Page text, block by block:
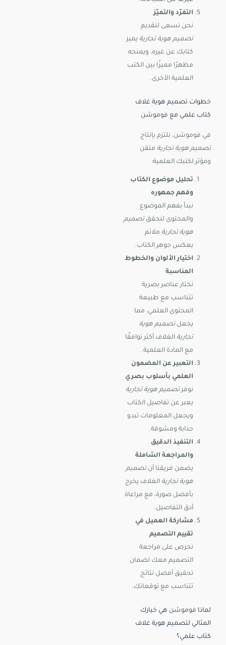
التفرّد والتميّز
نحن نسعى لتقديم
تصميم هوية تجارية يميز
كتابك عن غيره، ويمنحه
مظهرًا مميزًا بين الكتب
العلمية الأخرى.
خطوات تصميم هوية غلاف
كتاب علمي مع فوموشن
في فوموشن، نلتزم بإنتاج
تصميم هوية تجارية متقن
ومؤثر لكتبك العلمية:
تحليل موضوع الكتاب
وفهم جمهوره
نبدأ بفهم الموضوع
والمحتوى لنحققتصميم
هوية تجارية ملائم
يعكس جوهر الكتاب.
اختيار الألوان والخطوط
المناسبة
نختار عناصر بصرية
تتناسب مع طبيعة
المحتوى العلمي، مما
يجعلتصميم هوية
تجارية الغلاف أكثر توافقًا
مع المادة العلمية.
التعبير عن المضمون
العلمي بأسلوب بصري
نوفرتصميم هوية تجارية
يعبر عن تفاصيل الكتاب
ويجعل المعلومات تبدو
جذابة ومشوقة.
التنفيذ الدقيق
والمراجعة الشاملة
يضمن فريقنا أنتصميم
هوية تجارية الغلاف يخرج
بأفضل صورة، مع مراعاة
أدق التفاصيل.
مشاركة العميل في
تقييم التصميم
نحرص على مراجعة
التصميم معك لضمان
تحقيق أفضل نتائج
تتناسب مع توقعاتك.
لماذا فوموشن هي خيارك
المثالي لتصميم هوية غلاف
كتاب علمي؟